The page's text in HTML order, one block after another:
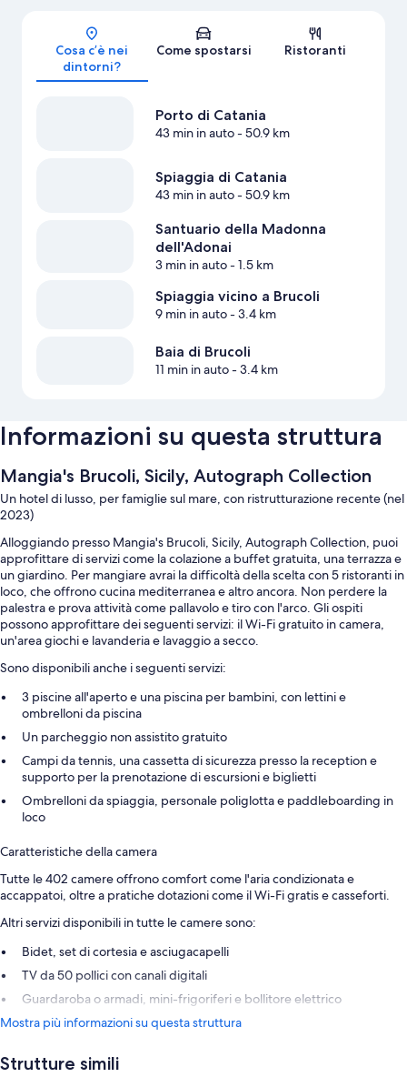
Mappa
Cosa c’è nei
dintorni?
Come spostarsi Ristoranti
Porto di Catania
43 min in auto- 50.9 km
Spiaggia di Catania
43 min in auto- 50.9 km
Santuario della Madonna
dell'Adonai
3 min in auto- 1.5 km
Spiaggia vicino a Brucoli
9 min in auto- 3.4 km
Baia di Brucoli
11 min in auto- 3.4 km
Informazioni su questa struttura
Mangia's Brucoli, Sicily, Autograph Collection
Un hotel di lusso, per famiglie sul mare, con ristrutturazione recente (nel
2023)
Alloggiando presso Mangia's Brucoli, Sicily, Autograph Collection, puoi
approfittare di servizi come la colazione a buffet gratuita, una terrazza e
un giardino. Per mangiare avrai la difficoltà della scelta con 5 ristoranti in
loco, che offrono cucina mediterranea e altro ancora. Non perdere la
palestra e prova attività come pallavolo e tiro con l'arco. Gli ospiti
possono approfittare dei seguenti servizi: il Wi-Fi gratuito in camera,
un'area giochi e lavanderia e lavaggio a secco.
Sono disponibili anche i seguenti servizi:
3 piscine all'aperto e una piscina per bambini, con lettini e
ombrelloni da piscina
Un parcheggio non assistito gratuito
Campi da tennis, una cassetta di sicurezza presso la reception e
supporto per la prenotazione di escursioni e biglietti
Ombrelloni da spiaggia, personale poliglotta e paddleboarding in
loco
Caratteristiche della camera
Tutte le 402 camere offrono comfort come l'aria condizionata e
accappatoi, oltre a pratiche dotazioni come il Wi-Fi gratis e casseforti.
Altri servizi disponibili in tutte le camere sono:
Bidet, set di cortesia e asciugacapelli
TV da 50 pollici con canali digitali
Guardaroba o armadi, mini-frigoriferi e bollitore elettrico
Mostra più informazioni su questa struttura
Strutture simili